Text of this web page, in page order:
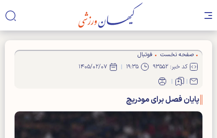
صفحه نخست
فوتبال
کد خبر: ۹۳۵۵۲
۱۹:۳۵ ۱۴۰۵/۰۲/۰۷
پایان فصل برای مودریچ